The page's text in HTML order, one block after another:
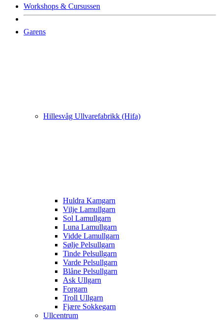
Workshops & Cursussen
Garens
Hillesvåg Ullvarefabrikk (Hifa)
Huldra Kamgarn
Vilje Lamullgarn
Sol Lamullgarn
Luna Lamullgarn
Vidde Lamullgarn
Sølje Pelsullgarn
Tinde Pelsullgarn
Varde Pelsullgarn
Blåne Pelsullgarn
Ask Ullgarn
Forgarn
Troll Ullgarn
Fjære Sokkegarn
Ullcentrum